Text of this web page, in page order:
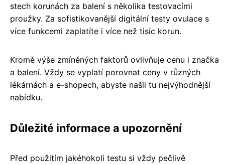
stech korunách za balení s několika testovacími
proužky. Za sofistikovanější digitální testy ovulace s
více funkcemi zaplatíte i více než tisíc korun.
Kromě výše zmíněných faktorů ovlivňuje cenu i značka
a balení. Vždy se vyplatí porovnat ceny v různých
lékárnách a e-shopech, abyste našli tu nejvýhodnější
nabídku.
Důležité informace a upozornění
Před použitím jakéhokoli testu si vždy pečlivě